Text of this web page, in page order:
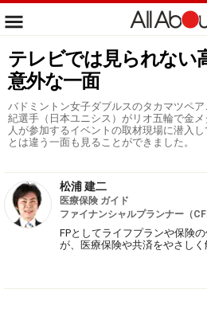
テレビでは見られない
意外な一面
バドミントン女子ダブルスのタカマツペ
紀選手（日本ユニシス）がリオ五輪で金
人が参加するイベントの取材現場に潜入
とは違う一面も見ることができました。
松浦 建二
医療保険 ガイド
ファイナンシャルプランナー（
FPとしてライフプランや保険
が、医療保険や共済をやさしく